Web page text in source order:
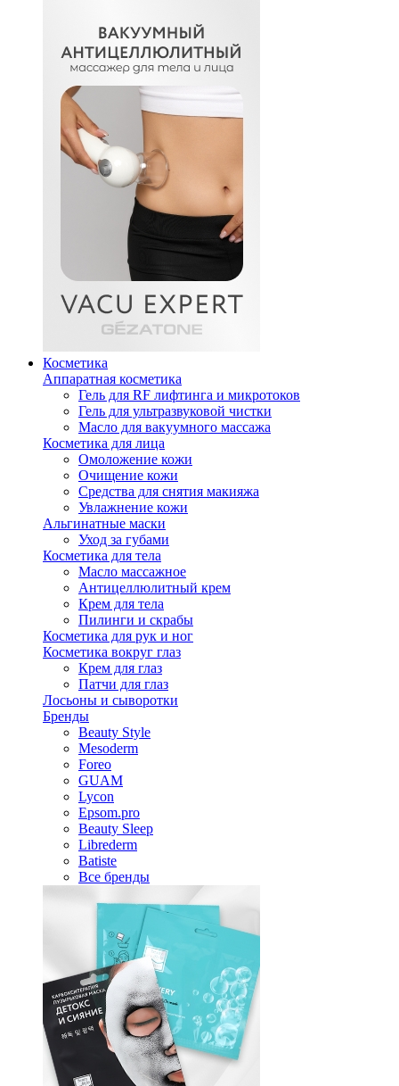
Косметика
Аппаратная косметика
Гель для RF лифтинга и микротоков
Гель для ультразвуковой чистки
Масло для вакуумного массажа
Косметика для лица
Омоложение кожи
Очищение кожи
Средства для снятия макияжа
Увлажнение кожи
Альгинатные маски
Уход за губами
Косметика для тела
Масло массажное
Антицеллюлитный крем
Крем для тела
Пилинги и скрабы
Косметика для рук и ног
Косметика вокруг глаз
Крем для глаз
Патчи для глаз
Лосьоны и сыворотки
Бренды
Beauty Style
Mesoderm
Foreo
GUAM
Lycon
Epsom.pro
Beauty Sleep
Librederm
Batiste
Все бренды